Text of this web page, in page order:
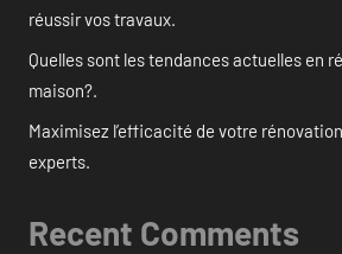
réussir vos travaux.
Quelles sont les tendances actuelles en
maison?.
Maximisez l’efficacité de votre
experts.
Recent Comments